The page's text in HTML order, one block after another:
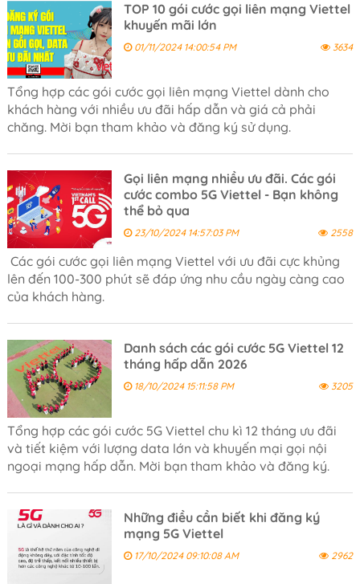
TOP 10 gói cước gọi liên mạng Viettel
khuyến mãi lớn
01/11/2024 14:00:54 PM 3634
Tổng hợp các gói cước gọi liên mạng Viettel dành cho
khách hàng với nhiều ưu đãi hấp dẫn và giá cả phải
chăng. Mời bạn tham khảo và đăng ký sử dụng.
Gọi liên mạng nhiều ưu đãi. Các gói
cước combo 5G Viettel - Bạn không
thể bỏ qua
23/10/2024 14:57:03 PM 2558
Các gói cước gọi liên mạng Viettel với ưu đãi cực khủng
lên đến 100-300 phút sẽ đáp ứng nhu cầu ngày càng cao
của khách hàng.
Danh sách các gói cước 5G Viettel 12
tháng hấp dẫn 2026
18/10/2024 15:11:58 PM 3205
Tổng hợp các gói cước 5G Viettel chu kì 12 tháng ưu đãi
và tiết kiệm với lượng data lớn và khuyến mại gọi nội
ngoại mạng hấp dẫn. Mời bạn tham khảo và đăng ký.
Những điều cần biết khi đăng ký
mạng 5G Viettel
17/10/2024 09:10:08 AM 2962